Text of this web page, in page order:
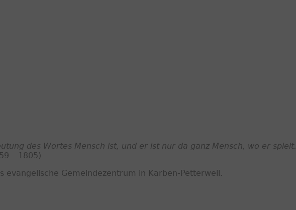
des Wortes Mensch ist, und er ist nur da ganz Mensch, wo er spielt.
– 1805)
evangelische Gemeindezentrum in Karben-Petterweil.